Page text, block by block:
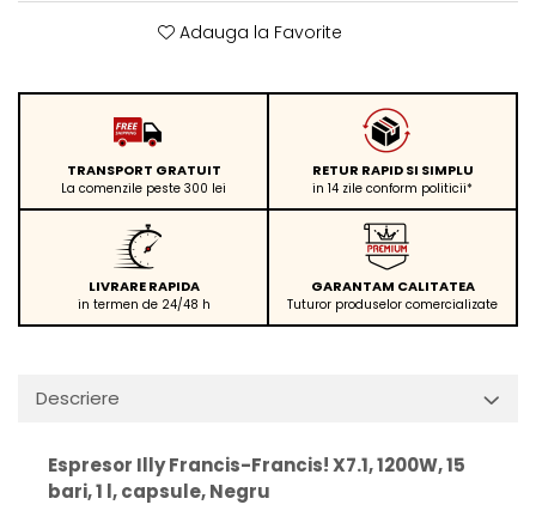
Adauga la Favorite
TRANSPORT GRATUIT
La comenzile peste 300 lei
RETUR RAPID SI SIMPLU
in 14 zile conform politicii*
LIVRARE RAPIDA
in termen de 24/48 h
GARANTAM CALITATEA
Tuturor produselor comercializate
Descriere
Espresor Illy Francis-Francis! X7.1, 1200W, 15
bari, 1 l, capsule, Negru